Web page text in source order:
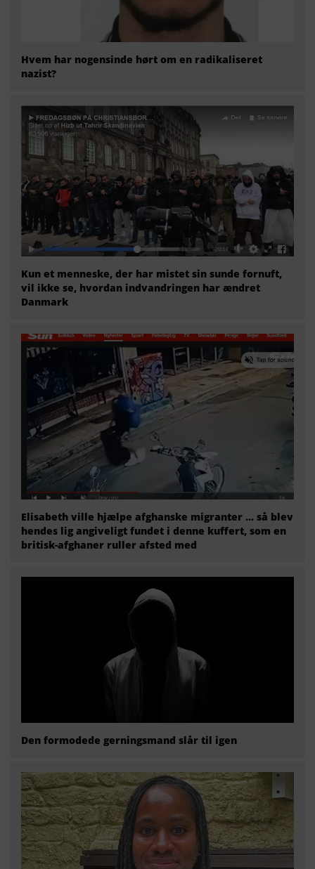
Hvem har nogensinde hørt om en radikaliseret
nazist?
Kun et menneske, der har mistet sin sunde fornuft,
vil ikke se, hvordan indvandringen har ændret
Danmark
Elisabeth ville hjælpe afghanske migranter … så blev
hendes lig angiveligt fundet i denne kuffert, som en
britisk-afghaner ruller afsted med
Den formodede gerningsmand slår til igen